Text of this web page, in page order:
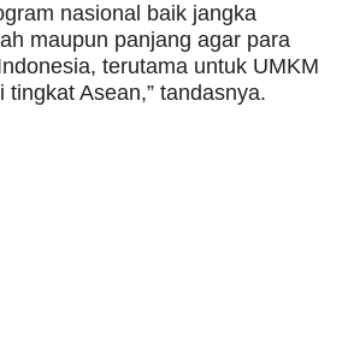
nasional baik jangka
maupun panjang agar para
terutama untuk UMKM
tingkat Asean,” tandasnya.